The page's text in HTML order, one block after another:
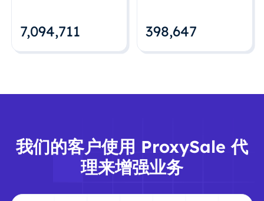
7,094,712 398,648
我们的客户使用 ProxySale 代
理来增强业务